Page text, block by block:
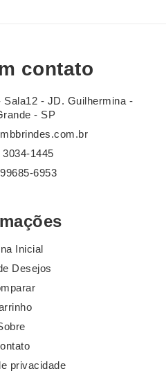
contato
Sala12 - JD. Guilhermina -
- SP
3034-1445
6953
Inicial
Desejos
privacidade